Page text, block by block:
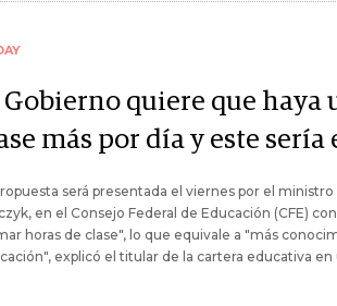
Gobierno quiere que haya
más por día y este sería
será presentada el viernes por el
en el Consejo Federal de Educación (CFE)
horas de clase", lo que equivale a "más
explicó el titular de la cartera educativa